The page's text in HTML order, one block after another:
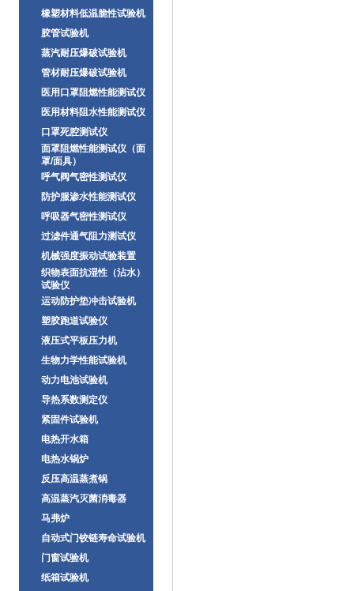
橡塑材料低温脆性试验机
胶管试验机
蒸汽耐压爆破试验机
管材耐压爆破试验机
医用口罩阻燃性能测试仪
医用材料阻水性能测试仪
口罩死腔测试仪
面罩阻燃性能测试仪（面
罩/面具）
呼气阀气密性测试仪
防护服渗水性能测试仪
呼吸器气密性测试仪
过滤件通气阻力测试仪
机械强度振动试验装置
织物表面抗湿性（沾水）
试验仪
运动防护垫冲击试验机
塑胶跑道试验仪
液压式平板压力机
生物力学性能试验机
动力电池试验机
导热系数测定仪
紧固件试验机
电热开水箱
电热水锅炉
反压高温蒸煮锅
高温蒸汽灭菌消毒器
马弗炉
自动式门铰链寿命试验机
门窗试验机
纸箱试验机